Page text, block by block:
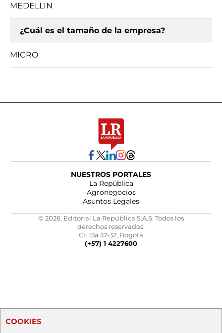
MEDELLIN
¿Cuál es el tamaño de la empresa?
MICRO
NUESTROS PORTALES
La República
Agronegocios
Asuntos Legales
© 2026, Editorial La República S.A.S. Todos los
derechos reservados.
Cr. 13a 37-32, Bogotá
(+57) 1 4227600
COOKIES